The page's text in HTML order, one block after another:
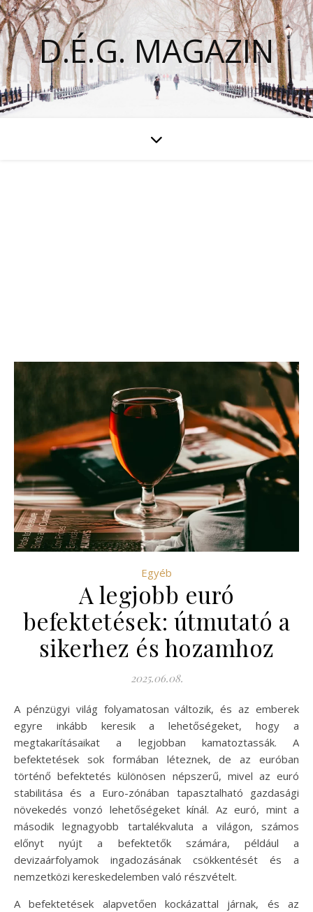
D.É.G. MAGAZIN
Egyéb
A legjobb euró
befektetések: útmutató a
sikerhez és hozamhoz
2025.06.08.
A pénzügyi világ folyamatosan változik, és az emberek
egyre inkább keresik a lehetőségeket, hogy a
megtakarításaikat a legjobban kamatoztassák. A
befektetések sok formában léteznek, de az euróban
történő befektetés különösen népszerű, mivel az euró
stabilitása és a Euro-zónában tapasztalható gazdasági
növekedés vonzó lehetőségeket kínál. Az euró, mint a
második legnagyobb tartalékvaluta a világon, számos
előnyt nyújt a befektetők számára, például a
devizaárfolyamok ingadozásának csökkentését és a
nemzetközi kereskedelemben való részvételt.
A befektetések alapvetően kockázattal járnak, és az